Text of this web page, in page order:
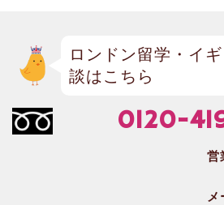
ロンドン留学・イ
談はこちら
0120-
営